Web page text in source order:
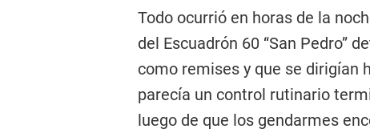
Todo ocurrió en horas de la
del Escuadrón 60 “San Pedro”
como remises y que se dirigían
parecía un control rutinario
luego de que los gendarmes